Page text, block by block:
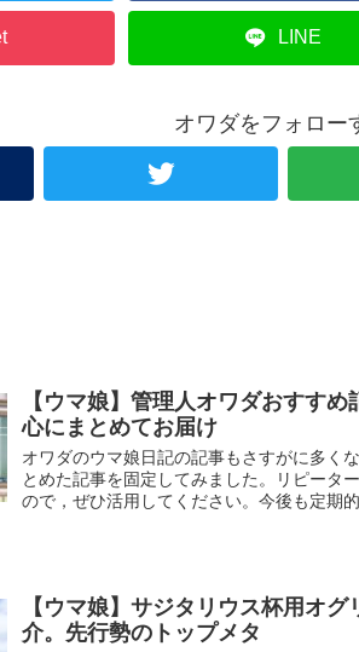
LINE
オワダをフォロー
【ウマ娘】管理人オワダおすす
心にまとめてお届け
オワダのウマ娘日記の記事もさすがに多く
とめた記事を固定してみました。リピータ
ので，ぜひ活用してください。今後も定期
【ウマ娘】サジタリウス杯用オ
介。先行勢のトップメタ